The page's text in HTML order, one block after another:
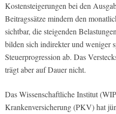
Kostensteigerungen bei den
Beitragssätze mindern den
sichtbar, die steigenden
bilden sich indirekter und weniger
Steuerprogression ab. Das
trägt aber auf Dauer nicht.
Das Wissenschaftliche Institut
Krankenversicherung (PKV) hat